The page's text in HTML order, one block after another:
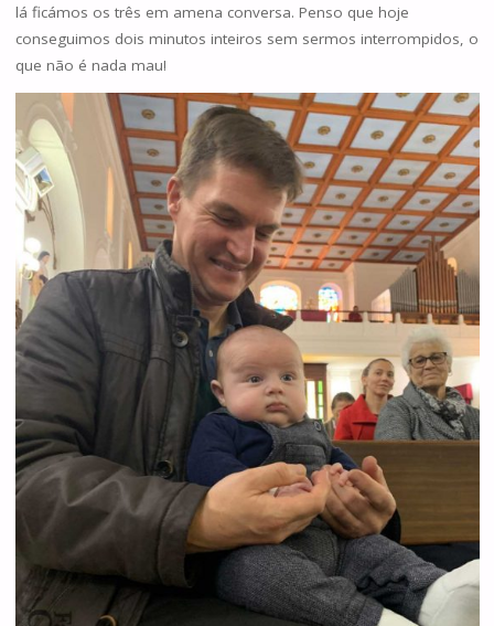
lá ficámos os três em amena conversa. Penso que hoje
conseguimos dois minutos inteiros sem sermos interrompidos, o
que não é nada mau!